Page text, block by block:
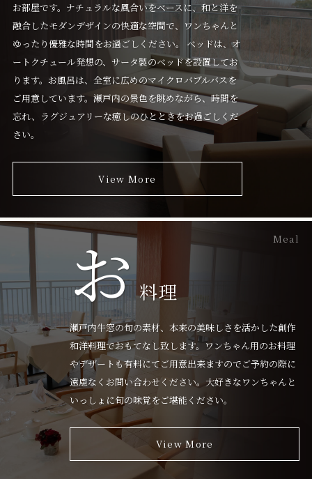
お部屋です。ナチュラルな風合いをベースに、和と洋を
融合したモダンデザインの快適な空間で、ワンちゃんと
ゆったり優雅な時間をお過ごしください。 ベッドは、オ
ートクチュール発想の、サータ製のベッドを設置してお
ります。お風呂は、全室に広めのマイクロバブルバスを
ご用意しています。瀬戸内の景色を眺めながら、時間を
忘れ、ラグジュアリーな癒しのひとときをお過ごしくだ
さい。
View More
お料理
Meal
瀬戸内牛窓の旬の素材、本来の美味しさを活かした創作
和洋料理でおもてなし致します。ワンちゃん用のお料理
やデザートも有料にてご用意出来ますのでご予約の際に
遠慮なくお問い合わせください。大好きなワンちゃんと
いっしょに旬の味覚をご堪能ください。
View More